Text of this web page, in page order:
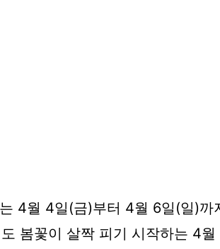
4월 4일(금)부터 4월 6일(일)까
봄꽃이 살짝 피기 시작하는 4